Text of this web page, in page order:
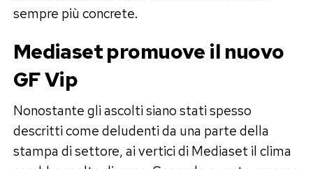
sempre più concrete.
Mediaset promuove il nuovo
GF Vip
Nonostante gli ascolti siano stati spesso
descritti come deludenti da una parte della
stampa di settore, ai vertici di Mediaset il clima